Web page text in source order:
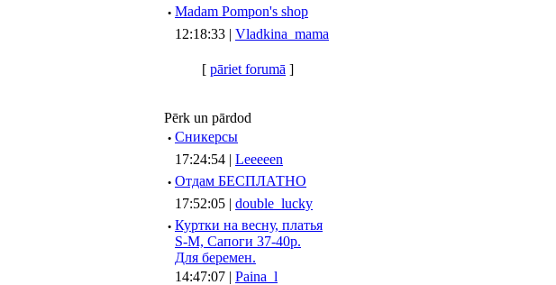
· Madam Pompon's shop
12:18:33 | Vladkina_mama
[ pāriet forumā ]
Pērk un pārdod
· Сникерсы
17:24:54 | Leeeeen
· Отдам БЕСПЛАТНО
17:52:05 | double_lucky
· Куртки на весну, платья
S-M, Сапоги 37-40р.
Для беремен.
14:47:07 | Paina_l